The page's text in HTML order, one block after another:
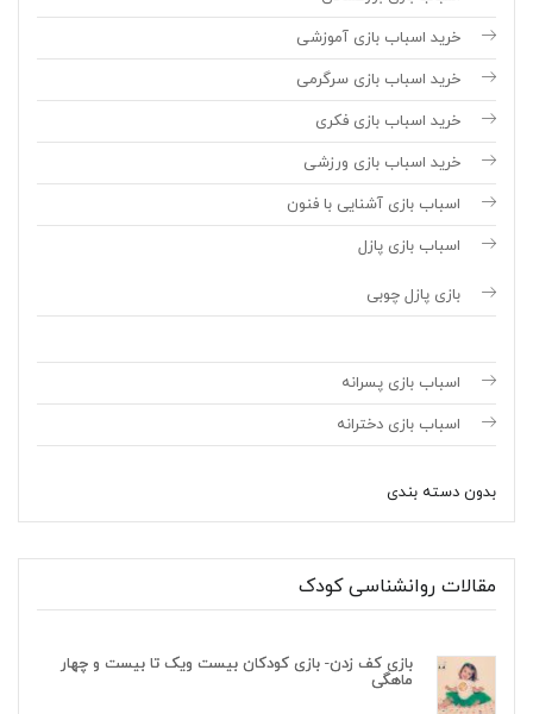
خرید اسباب بازی آموزشی
خرید اسباب بازی سرگرمی
خرید اسباب بازی فکری
خرید اسباب بازی ورزشی
اسباب بازی آشنایی با فنون
اسباب بازی پازل
بازی پازل چوبی
اسباب بازی پسرانه
اسباب بازی دخترانه
بدون دسته بندی
مقالات روانشناسی کودک
بازی کف زدن- بازی کودکان بیست ویک تا بیست و چهار
ماهگی